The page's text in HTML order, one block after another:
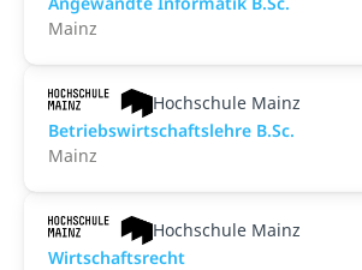
Mainz
Hochschule Mainz
Betriebswirtschaftslehre B.Sc.
Mainz
Hochschule Mainz
Wirtschaftsrecht